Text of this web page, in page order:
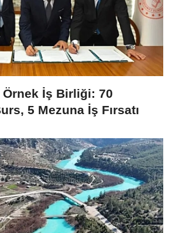
Örnek İş Birliği: 70
5 Mezuna İş Fırsatı